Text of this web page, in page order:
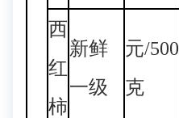
西
红
柿
新鲜
一级
元/500
克